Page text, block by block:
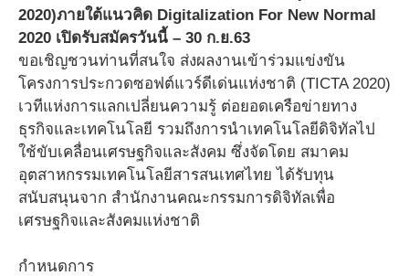
2020)ภายใต้แนวคิด Digitalization For New Normal
2020 เปิดรับสมัครวันนี้ – 30 ก.ย.63
ขอเชิญชวนท่านที่สนใจ ส่งผลงานเข้าร่วมแข่งขัน
โครงการประกวดซอฟต์แวร์ดีเด่นแห่งชาติ (TICTA 2020)
เวทีแห่งการแลกเปลี่ยนความรู้ ต่อยอดเครือข่ายทาง
ธุรกิจและเทคโนโลยี รวมถึงการนำเทคโนโลยีดิจิทัลไป
ใช้ขับเคลื่อนเศรษฐกิจและสังคม ซึ่งจัดโดย สมาคม
อุตสาหกรรมเทคโนโลยีสารสนเทศไทย ได้รับทุน
สนับสนุนจาก สำนักงานคณะกรรมการดิจิทัลเพื่อ
เศรษฐกิจและสังคมแห่งชาติ
กำหนดการ